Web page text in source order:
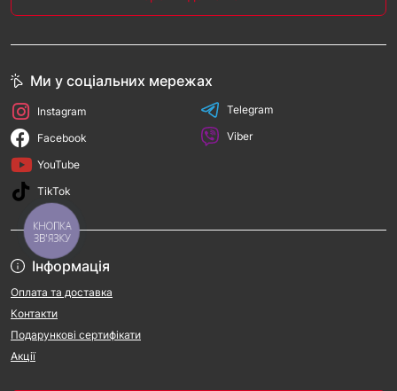
Інформація
Оплата та доставка
Контакти
Подарункові сертифікати
Акції
Ми у соціальних мережах
Instagram
Facebook
YouTube
TikTok
Telegram
Viber
КНОПКА
ЗВ'ЯЗКУ